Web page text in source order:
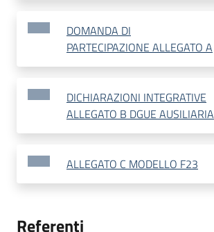
DOMANDA DI
PARTECIPAZIONE ALLEGATO A
DICHIARAZIONI INTEGRATIVE
ALLEGATO B DGUE AUSILIARIA
ALLEGATO C MODELLO F23
Referenti